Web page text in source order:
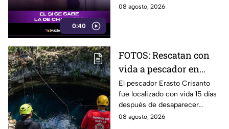
0:40
que ya conoce la fórmula:
08 agosto, 2026
FOTOS: Rescatan con
vida a pescador en
cenote a 100 metros de
profundidad;
sobrevivió 15 días
El pescador Erasto Crisanto
fue localizado con vida 15 días
después de desaparecer
mientras pescaba en un
08 agosto, 2026